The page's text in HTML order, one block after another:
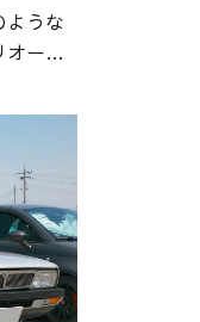
ような
オー